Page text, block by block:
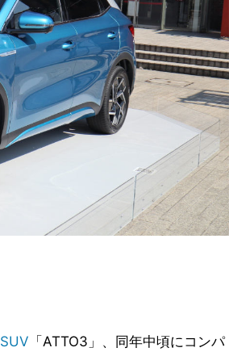
SUV 「ATTO3」、同年中頃にコンパ